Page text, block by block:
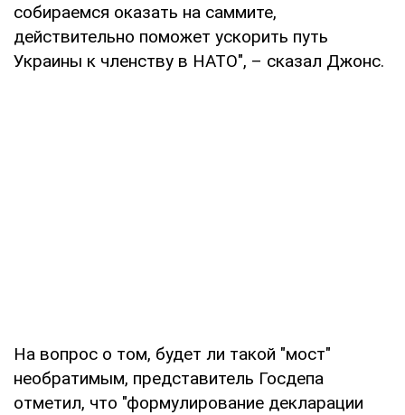
собираемся оказать на саммите,
действительно поможет ускорить путь
Украины к членству в НАТО", – сказал Джонс.
На вопрос о том, будет ли такой "мост"
необратимым, представитель Госдепа
отметил, что "формулирование декларации